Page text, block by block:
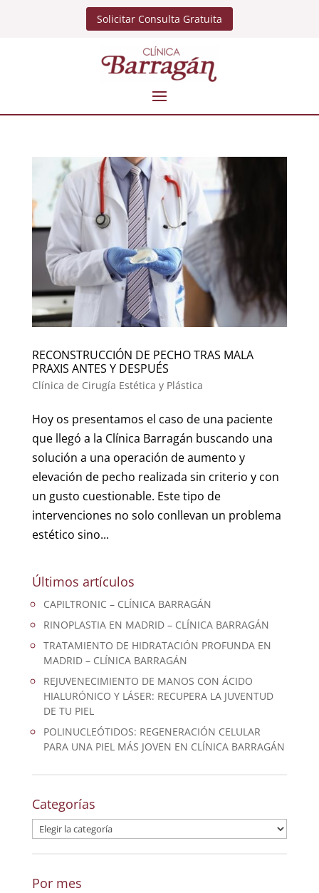
Solicitar Consulta Gratuita
RECONSTRUCCIÓN DE PECHO TRAS MALA
PRAXIS ANTES Y DESPUÉS
Clínica de Cirugía Estética y Plástica
Hoy os presentamos el caso de una paciente
que llegó a la Clínica Barragán buscando una
solución a una operación de aumento y
elevación de pecho realizada sin criterio y con
un gusto cuestionable. Este tipo de
intervenciones no solo conllevan un problema
estético sino...
Últimos artículos
CAPILTRONIC – CLÍNICA BARRAGÁN
RINOPLASTIA EN MADRID – CLÍNICA BARRAGÁN
TRATAMIENTO DE HIDRATACIÓN PROFUNDA EN
MADRID – CLÍNICA BARRAGÁN
REJUVENECIMIENTO DE MANOS CON ÁCIDO
HIALURÓNICO Y LÁSER: RECUPERA LA JUVENTUD
DE TU PIEL
POLINUCLEÓTIDOS: REGENERACIÓN CELULAR
PARA UNA PIEL MÁS JOVEN EN CLÍNICA BARRAGÁN
Categorías
Categorías
Por mes